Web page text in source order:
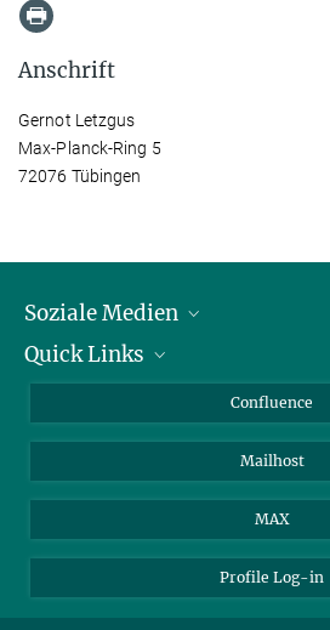
Anschrift
Gernot Letzgus
Max-Planck-Ring 5
72076 Tübingen
Soziale Medien
LinkedIn
Quick Links
Für Journalisten und Journalistinnen
Ihr Weg zu uns
Confluence
Mailhost
MAX
Profile Log-in